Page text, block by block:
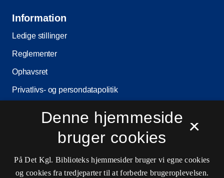
Information
Ledige stillinger
Reglementer
Ophavsret
Privatlivs- og persondatapolitik
Driftsstatus
Cookieindstillinger
×
Denne hjemmeside
bruger cookies
På Det Kgl. Biblioteks hjemmesider bruger vi egne cookies
og cookies fra tredjeparter til at forbedre brugeroplevelsen.